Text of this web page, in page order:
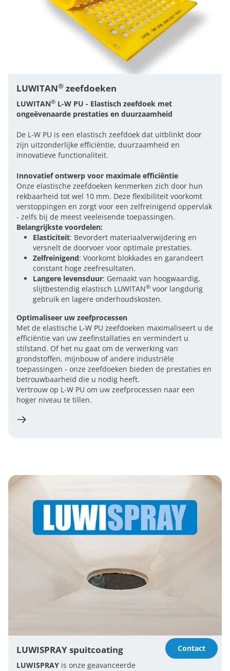
Contact
LUWITAN® zeefdoeken
LUWITAN® L-W PU - Elastisch zeefdoek met
ongeëvenaarde prestaties en duurzaamheid
De L-W PU is een elastisch zeefdoek dat uitblinkt door
zijn uitzonderlijke efficiëntie, duurzaamheid en
innovatieve functionaliteit.
Innovatief ontwerp voor maximale efficiëntie
Onze elastische zeefdoeken kenmerken zich door hun
rekbaarheid tot wel 10 mm. Deze flexibiliteit voorkomt
verstoppingen en zorgt voor een zelfreinigend oppervlak
- zelfs bij de meest veeleisende toepassingen.
Belangrijkste voordelen:
Elasticiteit: Bevordert materiaalverwijdering en
versnelt de doorvoer voor optimale prestaties.
Zelfreinigend: Voorkomt blokkades en garandeert
constant hoge zeefresultaten.
Langere levensduur: Gemaakt van hoogwaardig,
slijtbestendig elastisch LUWITAN® voor langdurig
gebruik en lagere onderhoudskosten.
Optimaliseer uw zeefprocessen
Met de elastische L-W PU zeefdoeken maximaliseert u de
efficiëntie van uw zeefinstallaties en vermindert u
stilstand. Of het nu gaat om de verwerking van
grondstoffen, mijnbouw of andere industriële
toepassingen - onze zeefdoeken bieden de prestaties en
betrouwbaarheid die u nodig heeft.
Vertrouw op L-W PU om uw zeefprocessen naar een
hoger niveau te tillen.
LUWISPRAY spuitcoating
LUWISPRAY is onze geavanceerde